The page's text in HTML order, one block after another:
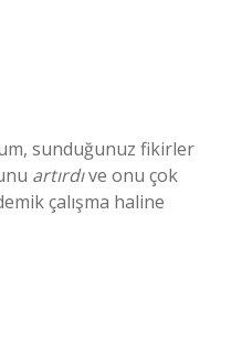
sunduğunuz fikirler
artırdıve onu çok
çalışma haline